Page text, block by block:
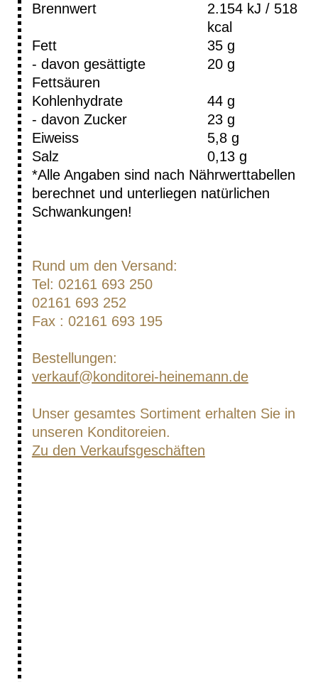
Brennwert
2.154 kJ / 518
kcal
Fett
35 g
- davon gesättigte
Fettsäuren
20 g
Kohlenhydrate
44 g
- davon Zucker
23 g
Eiweiss
5,8 g
Salz
0,13 g
*Alle Angaben sind nach Nährwerttabellen
berechnet und unterliegen natürlichen
Schwankungen!
Rund um den Versand:
Tel: 02161 693 250
02161 693 252
Fax : 02161 693 195
Bestellungen:
verkauf@konditorei-heinemann.de
Unser gesamtes Sortiment erhalten Sie in
unseren Konditoreien.
Zu den Verkaufsgeschäften